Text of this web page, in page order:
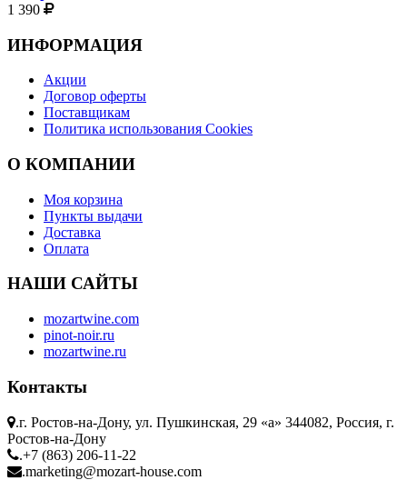
1 390
ИНФОРМАЦИЯ
Акции
Договор оферты
Поставщикам
Политика использования Cookies
O КОМПАНИИ
Моя корзина
Пункты выдачи
Доставка
Оплата
НАШИ САЙТЫ
mozartwine.com
pinot-noir.ru
mozartwine.ru
Контакты
г. Ростов-на-Дону, ул. Пушкинская, 29 «а» 344082, Россия, г.
Ростов-на-Дону
+7 (863) 206-11-22
marketing@mozart-house.com